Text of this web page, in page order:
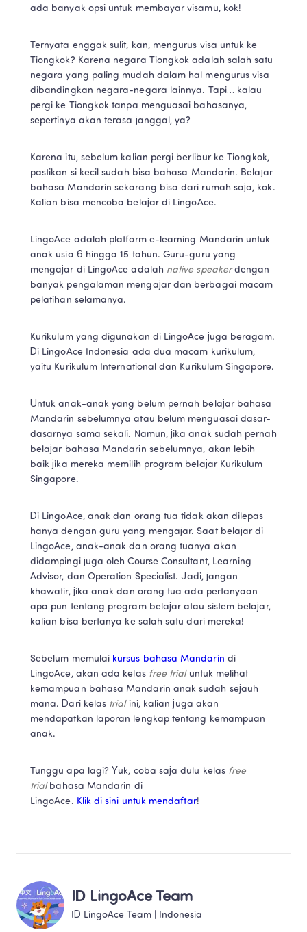
ada banyak opsi untuk membayar visamu, kok!
Ternyata enggak sulit, kan, mengurus visa untuk ke
Tiongkok? Karena negara Tiongkok adalah salah satu
negara yang paling mudah dalam hal mengurus visa
dibandingkan negara-negara lainnya. Tapi… kalau
pergi ke Tiongkok tanpa menguasai bahasanya,
sepertinya akan terasa janggal, ya?
Karena itu, sebelum kalian pergi berlibur ke Tiongkok,
pastikan si kecil sudah bisa bahasa Mandarin. Belajar
bahasa Mandarin sekarang bisa dari rumah saja, kok.
Kalian bisa mencoba belajar di LingoAce.
LingoAce adalah platform e-learning Mandarin untuk
anak usia 6 hingga 15 tahun. Guru-guru yang
mengajar di LingoAce adalah native speaker dengan
banyak pengalaman mengajar dan berbagai macam
pelatihan selamanya.
Kurikulum yang digunakan di LingoAce juga beragam.
Di LingoAce Indonesia ada dua macam kurikulum,
yaitu Kurikulum International dan Kurikulum Singapore.
Untuk anak-anak yang belum pernah belajar bahasa
Mandarin sebelumnya atau belum menguasai dasar-
dasarnya sama sekali. Namun, jika anak sudah pernah
belajar bahasa Mandarin sebelumnya, akan lebih
baik jika mereka memilih program belajar Kurikulum
Singapore.
Di LingoAce, anak dan orang tua tidak akan dilepas
hanya dengan guru yang mengajar. Saat belajar di
LingoAce, anak-anak dan orang tuanya akan
didampingi juga oleh Course Consultant, Learning
Advisor, dan Operation Specialist. Jadi, jangan
khawatir, jika anak dan orang tua ada pertanyaan
apa pun tentang program belajar atau sistem belajar,
kalian bisa bertanya ke salah satu dari mereka!
Sebelum memulai kursus bahasa Mandarin di
LingoAce, akan ada kelas free trial untuk melihat
kemampuan bahasa Mandarin anak sudah sejauh
mana. Dari kelas trial ini, kalian juga akan
mendapatkan laporan lengkap tentang kemampuan
anak.
Tunggu apa lagi? Yuk, coba saja dulu kelas free
trial bahasa Mandarin di
LingoAce. Klik di sini untuk mendaftar!
ID LingoAce Team
ID LingoAce Team Indonesia